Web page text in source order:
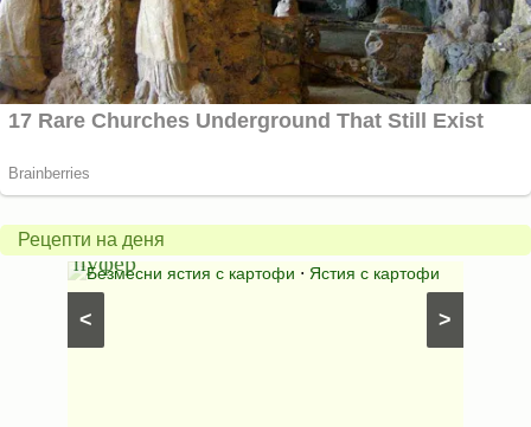
Рецепти на деня
>
<
Безмесни ястия с картофи⋅Ястия с картофи
филийки
без
пържене
Пържени